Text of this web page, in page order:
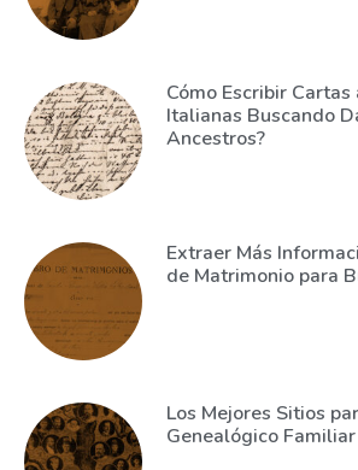
Cómo Escribir
Italianas Buscando
Ancestros?
Extraer Más
de Matrimonio para
Los Mejores Sitios
Genealógico